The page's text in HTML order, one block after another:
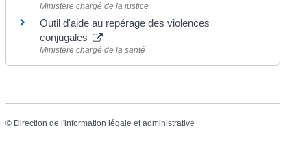
Ministère chargé de la justice
Outil d'aide au repérage des violences
conjugales
Ministère chargé de la santé
© Direction de l'information légale et administrative